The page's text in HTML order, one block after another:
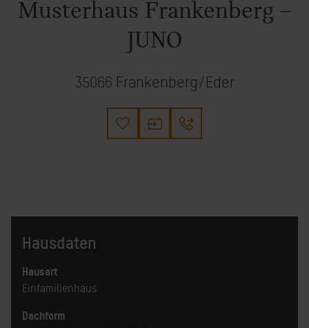
Musterhaus Frankenberg –
JUNO
35066 Frankenberg/Eder
Hausdaten
Hausart
Einfamilienhaus
Dachform